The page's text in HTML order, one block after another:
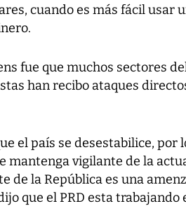
cuando es más fácil usar
fue que muchos sectores
han recibo ataques
el país se desestabilice, por
mantenga vigilante de la
de la República es una
que el PRD esta trabajando